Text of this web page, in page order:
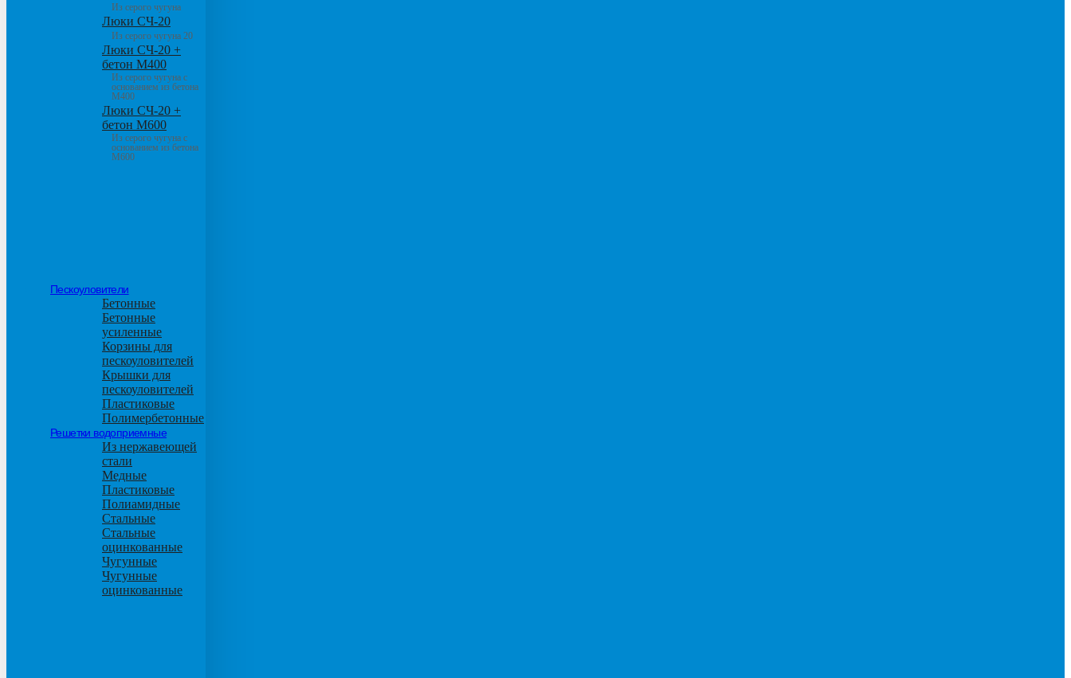
Из серого чугуна
Люки СЧ-20
Из серого чугуна 20
Люки СЧ-20 +
бетон М400
Из серого чугуна с
основанием из бетона
М400
Люки СЧ-20 +
бетон М600
Из серого чугуна с
основанием из бетона
М600
Пескоуловители
Бетонные
Бетонные
усиленные
Корзины для
пескоуловителей
Крышки для
пескоуловителей
Пластиковые
Полимербетонные
Решетки водоприемные
Из нержавеющей
стали
Медные
Пластиковые
Полиамидные
Стальные
Стальные
оцинкованные
Чугунные
Чугунные
оцинкованные